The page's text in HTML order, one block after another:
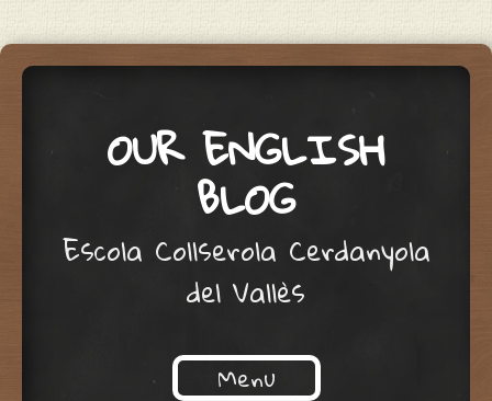
OUR ENGLISH
BLOG
Escola Collserola Cerdanyola
del Vallès
Menu